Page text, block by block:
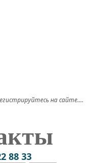
на сайте....
88 33